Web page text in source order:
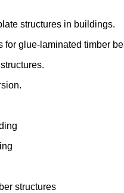
structures in buildings.
for glue-laminated timber
structures